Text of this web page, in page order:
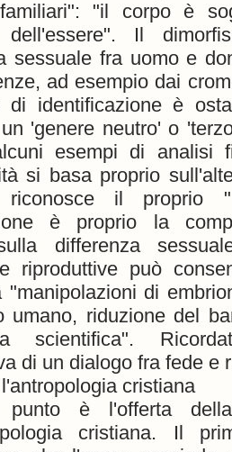
"il corpo è
dell'essere". Il
sessuale fra uomo e
ad esempio dai
di identificazione è
'genere neutro' o
esempi di analisi
si basa proprio
il proprio
è proprio la
differenza
riproduttive può
"manipolazioni di
umano, riduzione del
scientifica".
di un dialogo fra fede e
cristiana
è l'offerta
cristiana. Il